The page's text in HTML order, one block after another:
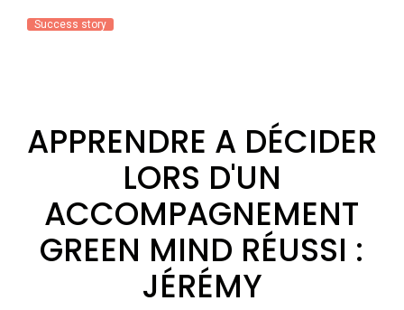
Success story
APPRENDRE A DÉCIDER
LORS D'UN
ACCOMPAGNEMENT
GREEN MIND RÉUSSI :
JÉRÉMY